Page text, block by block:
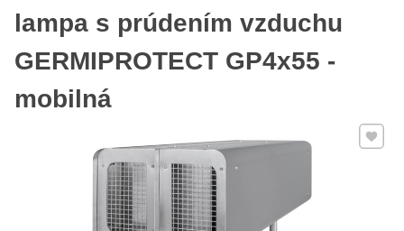
lampa s prúdením vzduchu
GERMIPROTECT GP4x55 -
mobilná
Pridať